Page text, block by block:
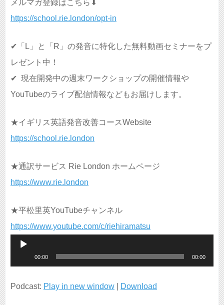
メルマガ登録はこちら⬇︎
https://school.rie.london/opt-in
✔︎ 「L」と「R」の発音に特化した無料動画セミナーをプ
レゼント中！
✔︎ 現在開発中の週末ワークショップの開催情報や
YouTubeのライブ配信情報などもお届けします。
★イギリス英語発音改善コースWebsite
https://school.rie.london
★通訳サービス Rie London ホームページ
https://www.rie.london
★平松里英YouTubeチャンネル
https://www.youtube.com/c/riehiramatsu
プ
00:00 00:00
Podcast: Play in new window Download